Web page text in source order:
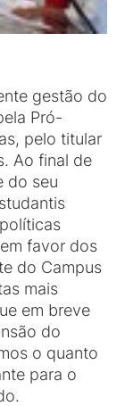
gestão do
Pró-
pelo titular
Ao final de
do seu
favor dos
do Campus
mais
em breve
do
o quanto
para o